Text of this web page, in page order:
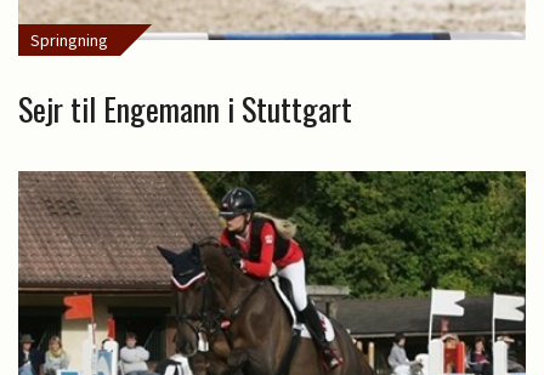
Springning
Sejr til Engemann i Stuttgart